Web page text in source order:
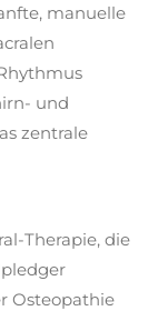
manuelle
und
zentrale
Therapie, die
Osteopathie